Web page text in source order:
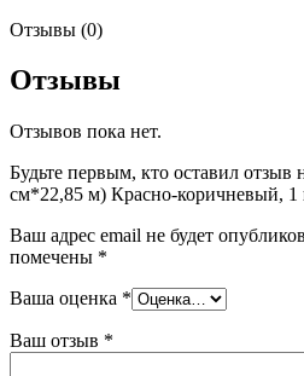
Отзывы (0)
Отзывы
Отзывов пока нет.
Будьте первым, кто оставил отзыв
см*22,85 м) Красно-коричневый, 1
Ваш адрес email не будет
помечены *
Ваша оценка *
Ваш отзыв *